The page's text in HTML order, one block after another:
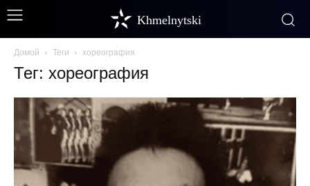
Khmelnytski
Домой Теги хореография
Тег: хореография